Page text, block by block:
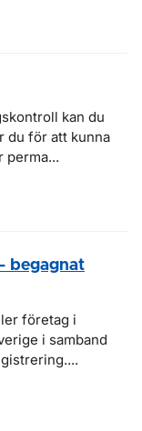
kan du
du för att kunna
perma...
begagnat
företag i
i samband